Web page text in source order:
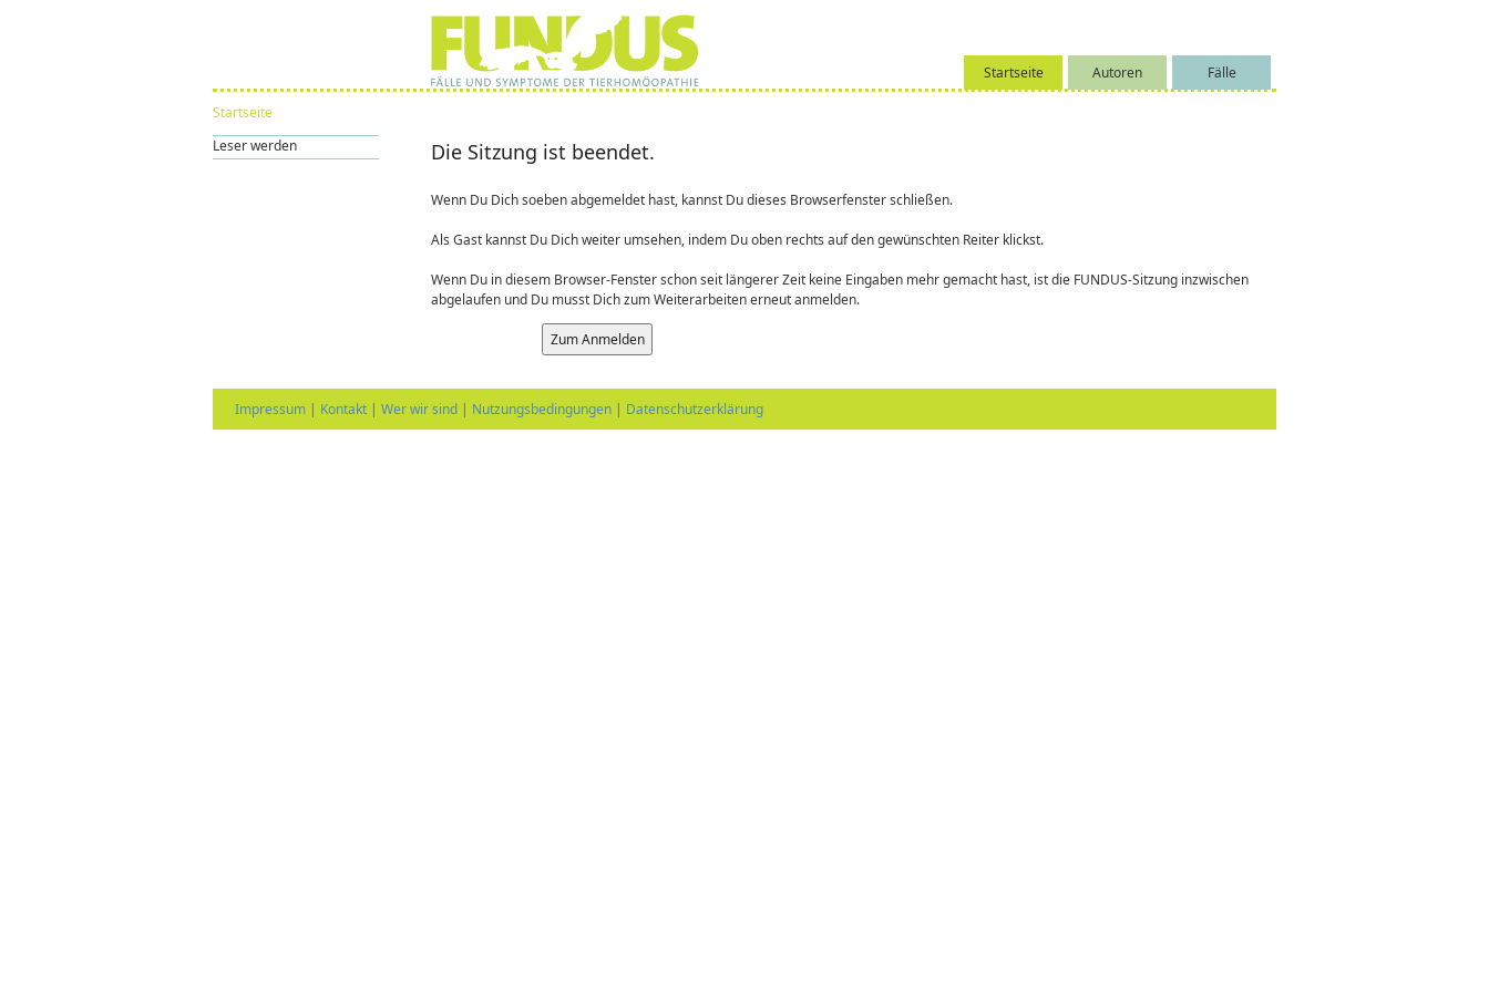
Startseite Autoren Fälle
Startseite
Leser werden
Die Sitzung ist beendet.
Wenn Du Dich soeben abgemeldet hast, kannst Du dieses Browserfenster schließen.
Als Gast kannst Du Dich weiter umsehen, indem Du oben rechts auf den gewünschten Reiter klickst.
Wenn Du in diesem Browser-Fenster schon seit längerer Zeit keine Eingaben mehr gemacht hast, ist die FUNDUS-Sitzung inzwischen
abgelaufen und Du musst Dich zum Weiterarbeiten erneut anmelden.
Impressum | Kontakt | Wer wir sind | Nutzungsbedingungen | Datenschutzerklärung